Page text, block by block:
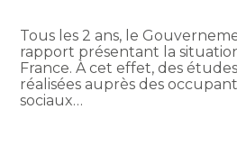
Tous les 2 ans, le
rapport présentant la
France. À cet effet, des
réalisées auprès des
sociaux…